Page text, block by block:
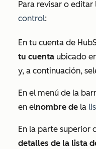
Para revisar o editar
control:
En tu cuenta de
tu cuenta ubicado
y, a continuación,
En el menú de la
en elnombre de la
En la parte superior
detalles de la lista